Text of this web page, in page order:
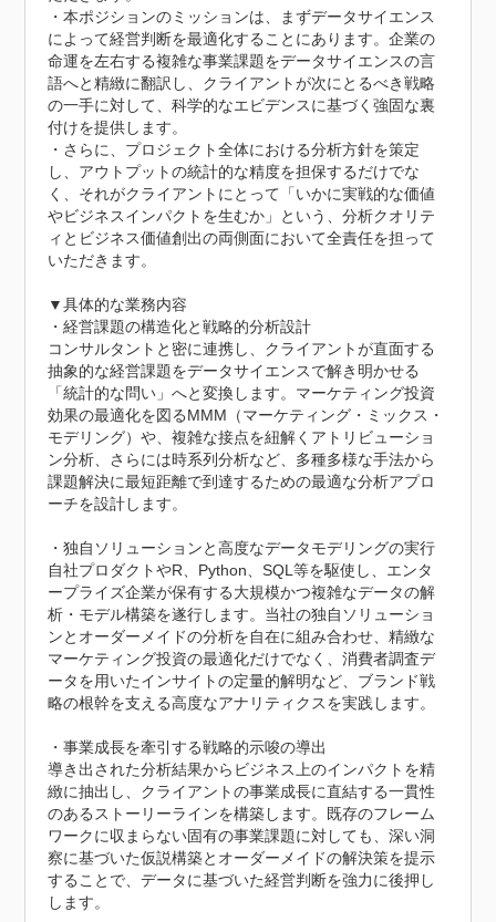
・本ポジションのミッションは、まずデータサイエンス
によって経営判断を最適化することにあります。企業の
命運を左右する複雑な事業課題をデータサイエンスの言
語へと精緻に翻訳し、クライアントが次にとるべき戦略
の一手に対して、科学的なエビデンスに基づく強固な裏
付けを提供します。
・さらに、プロジェクト全体における分析方針を策定
し、アウトプットの統計的な精度を担保するだけでな
く、それがクライアントにとって「いかに実戦的な価値
やビジネスインパクトを生むか」という、分析クオリテ
ィとビジネス価値創出の両側面において全責任を担って
いただきます。
▼具体的な業務内容
・経営課題の構造化と戦略的分析設計
コンサルタントと密に連携し、クライアントが直面する
抽象的な経営課題をデータサイエンスで解き明かせる
「統計的な問い」へと変換します。マーケティング投資
効果の最適化を図るMMM（マーケティング・ミックス・
モデリング）や、複雑な接点を紐解くアトリビューショ
ン分析、さらには時系列分析など、多種多様な手法から
課題解決に最短距離で到達するための最適な分析アプロ
ーチを設計します。
・独自ソリューションと高度なデータモデリングの実行
自社プロダクトやR、Python、SQL等を駆使し、エンタ
ープライズ企業が保有する大規模かつ複雑なデータの解
析・モデル構築を遂行します。当社の独自ソリューショ
ンとオーダーメイドの分析を自在に組み合わせ、精緻な
マーケティング投資の最適化だけでなく、消費者調査デ
ータを用いたインサイトの定量的解明など、ブランド戦
略の根幹を支える高度なアナリティクスを実践します。
・事業成長を牽引する戦略的示唆の導出
導き出された分析結果からビジネス上のインパクトを精
緻に抽出し、クライアントの事業成長に直結する一貫性
のあるストーリーラインを構築します。既存のフレーム
ワークに収まらない固有の事業課題に対しても、深い洞
察に基づいた仮説構築とオーダーメイドの解決策を提示
することで、データに基づいた経営判断を強力に後押し
します。